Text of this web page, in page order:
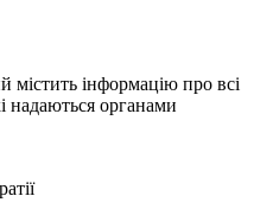
містить інформацію про всі
надаються органами